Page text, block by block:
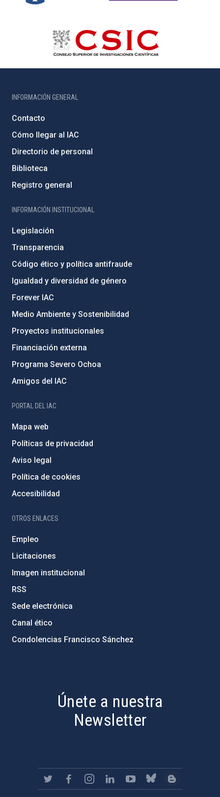
INFORMACIÓN GENERAL
Contacto
Cómo llegar al IAC
Directorio de personal
Biblioteca
Registro general
INFORMACIÓN INSTITUCIONAL
Legislación
Transparencia
Código ético y política antifraude
Igualdad y diversidad de género
Forever IAC
Medio Ambiente y Sostenibilidad
Proyectos institucionales
Financiación externa
Programa Severo Ochoa
Amigos del IAC
PORTAL DEL IAC
Mapa web
Políticas de privacidad
Aviso legal
Política de cookies
Accesibilidad
OTROS ENLACES
Empleo
Licitaciones
Imagen institucional
RSS
Sede electrónica
Canal ético
Condolencias Francisco Sánchez
Únete a nuestra
Newsletter